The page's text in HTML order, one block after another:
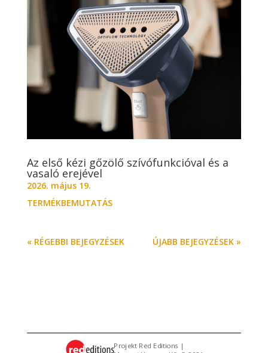
Az első kézi gőzölő szívófunkcióval és a
vasaló erejével
2026. május 19.
TERMÉKBEMUTATÁS
« RÉGEBBI BEJEGYZÉSEK ÚJABB BEJEGYZÉSEK »
Projekt Red Editions |